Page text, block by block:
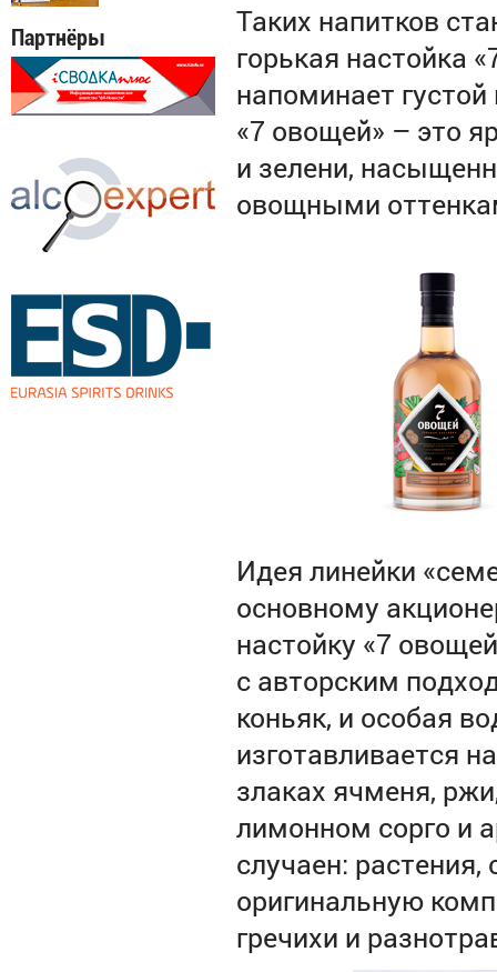
Партнёры
Таких напитков
горькая настойка
напоминает
«7 овощей» – это
и зелени,
овощными
Идея линейки
основному
настойку «7
с авторским
коньяк, и особая
изготавливается
злаках ячменя,
лимонном сорго и
случаен:
оригинальную
гречихи и